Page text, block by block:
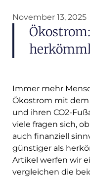
November 13, 2025
Immer mehr
Ökostrom mit dem
und ihren CO2-
viele fragen sich,
auch finanziell
günstiger als
Artikel werfen wir
vergleichen die